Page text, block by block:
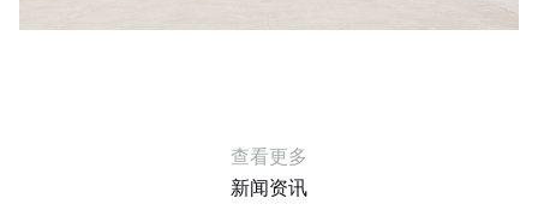
查看更多
新闻资讯